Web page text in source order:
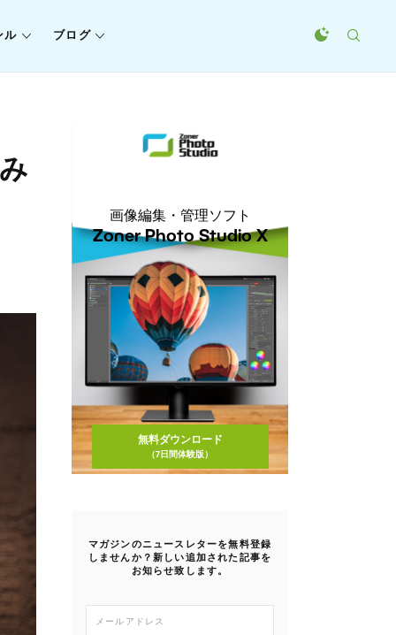
ル ブログ
画像編集・管理ソフト
Zoner Photo Studio X
無料ダウンロード
（7日間体験版）
マガジンのニュースレターを無料登録
しませんか？新しい追加された記事を
お知らせ致します。